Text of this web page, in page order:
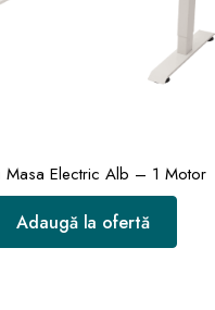
Masa Electric Alb – 1 Motor
Adaugă la ofertă